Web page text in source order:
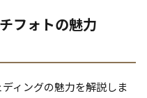
フォトの魅力
ィングの魅力を解説しま